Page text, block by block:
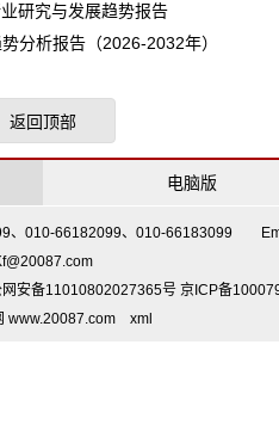
研究与发展趋势报告
分析报告（2026-2032年）
返回顶部
电脑版
、010-66182099、010-66183099
安备11010802027365号 京ICP备
www.20087.com
xml